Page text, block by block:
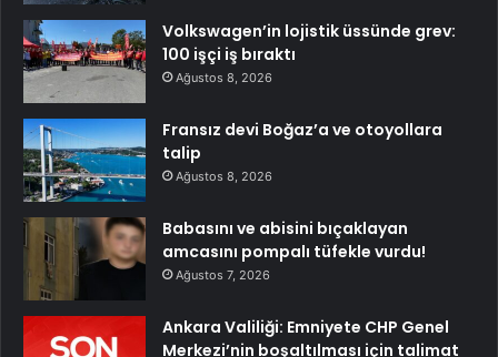
Volkswagen’in lojistik üssünde grev:
100 işçi iş bıraktı
Ağustos 8, 2026
Fransız devi Boğaz’a ve otoyollara
talip
Ağustos 8, 2026
Babasını ve abisini bıçaklayan
amcasını pompalı tüfekle vurdu!
Ağustos 7, 2026
Ankara Valiliği: Emniyete CHP Genel
Merkezi’nin boşaltılması için talimat